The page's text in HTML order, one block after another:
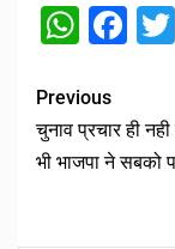
Previous
चुनाव प्रचार ही
भी भाजपा ने सबको